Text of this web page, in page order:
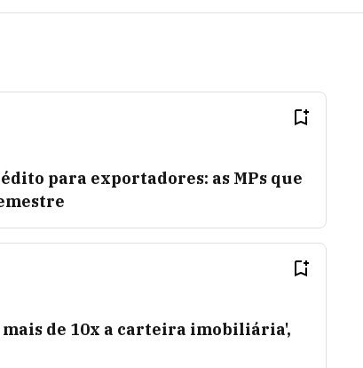
para exportadores: as MPs que
de 10x a carteira imobiliária',